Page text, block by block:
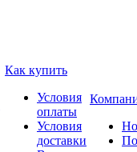
Как купить
Условия
оплаты
Условия
доставки